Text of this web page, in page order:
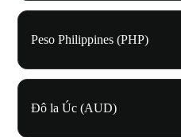
Peso Philippines (PHP)
Đô la Úc (AUD)